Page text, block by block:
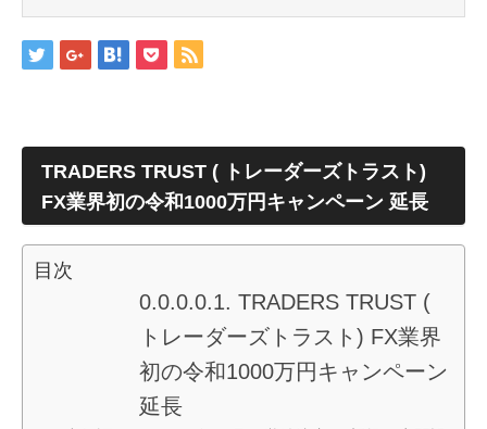
TRADERS TRUST ( トレーダーズトラスト)
FX業界初の令和1000万円キャンペーン 延長
目次
TRADERS TRUST (
トレーダーズトラスト) FX業界
初の令和1000万円キャンペーン
延長